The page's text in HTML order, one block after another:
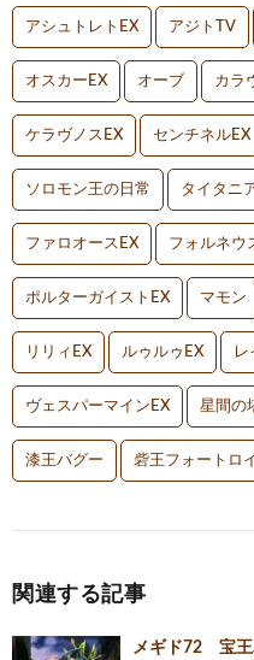
アシュトレトEX アジトTV
オスカーEX オーブ カラ
ケラヴノスEX センチネルEX
ソロモン王の日常 タイタニ
ファロオースEX フォルネウ
ポルターガイストEX マモン
リリィEX ルゥルゥEX レ
ヴェスパーマインEX 星間の
漆王バグー 砦王フォートロ
関連する記事
メギド72 宝